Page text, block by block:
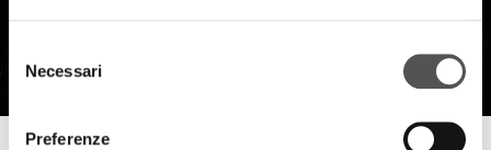
delNecessari
Preferenze